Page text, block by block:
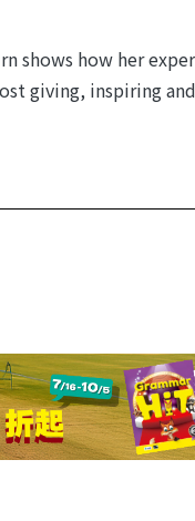
shows how her
giving, inspiring